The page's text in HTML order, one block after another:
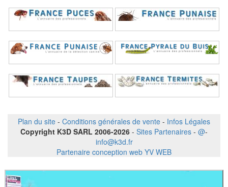
Plan du site - Conditions générales de vente - Infos Légales
Copyright K3D SARL 2006-2026 - Sites Partenaires - @-
info@k3d.fr
Partenaire conception web YV WEB